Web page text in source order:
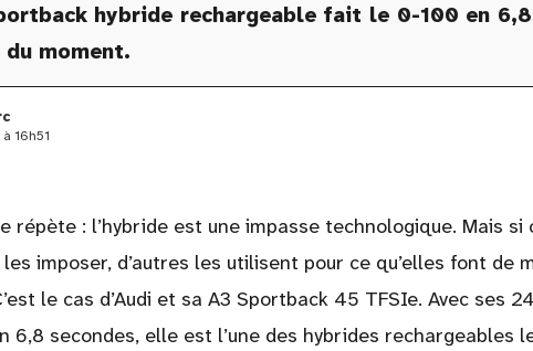
hybride rechargeable fait le 0-100 en
moment.
16h51
répète : l’hybride est une impasse technologique. Mais
imposer, d’autres les utilisent pour ce qu’elles font de
le cas d’Audi et sa A3 Sportback 45 TFSIe. Avec ses
6,8 secondes, elle est l’une des hybrides rechargeables